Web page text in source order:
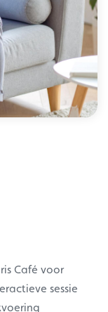
Café voor
sessie